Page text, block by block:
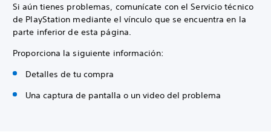
Si aún tienes problemas, comunícate con el Servicio técnico
de PlayStation mediante el vínculo que se encuentra en la
parte inferior de esta página.
Proporciona la siguiente información:
Detalles de tu compra
Una captura de pantalla o un video del problema